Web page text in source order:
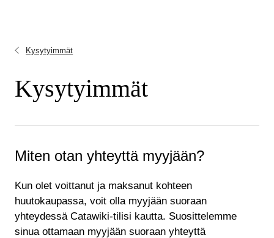
Kysytyimmät
Kysytyimmät
Miten otan yhteyttä myyjään?
Kun olet voittanut ja maksanut kohteen
huutokaupassa, voit olla myyjään suoraan
yhteydessä Catawiki-tilisi kautta. Suosittelemme
sinua ottamaan myyjään suoraan yhteyttä